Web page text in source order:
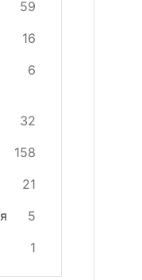
с корзиной и
каталогом
59
16
6
32
158
21
5
1